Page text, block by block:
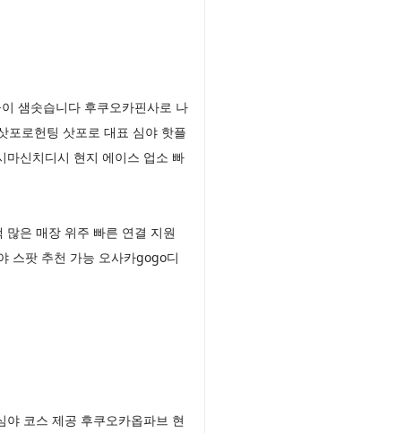
샘솟습니다 후쿠오카핀사로 나
포로헌팅 삿포로 대표 심야 핫플
마신치디시 현지 에이스 업소 빠
은 매장 위주 빠른 연결 지원
스팟 추천 가능 오사카gogo디
코스 제공 후쿠오카옵파브 현